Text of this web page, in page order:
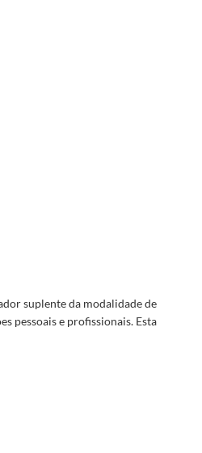
suplente da modalidade de
pessoais e profissionais. Esta